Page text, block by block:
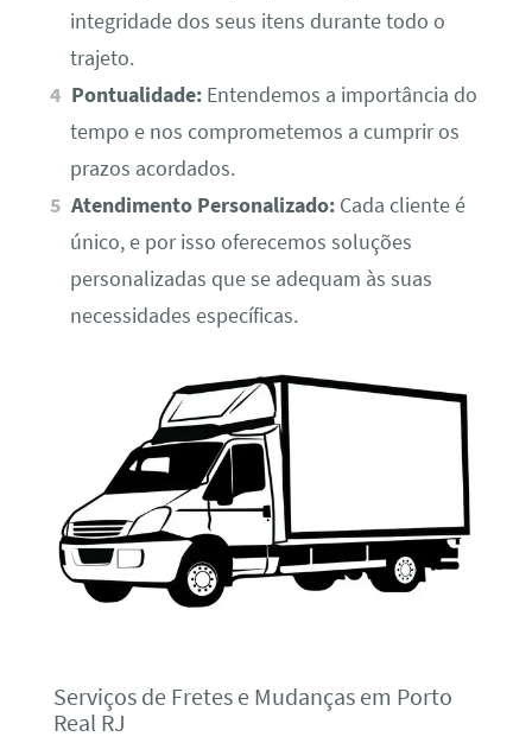
integridade dos seus itens durante todo o
trajeto.
Pontualidade: Entendemos a importância do
tempo e nos comprometemos a cumprir os
prazos acordados.
Atendimento Personalizado: Cada cliente é
único, e por isso oferecemos soluções
personalizadas que se adequam às suas
necessidades específicas.
Serviços de Fretes e Mudanças em Porto
Real RJ